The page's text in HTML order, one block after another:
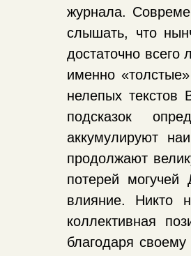
журнала.
слышать, что
достаточно всего
именно
нелепых текстов
подсказок
аккумулируют
продолжают
потерей
влияние. Никто
коллективная
благодаря